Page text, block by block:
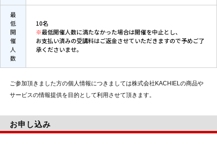
最
低
開
催
人
数
10名
※最低開催人数に満たなかった場合は開催を中止とし、
お支払い済みの受講料はご返金させていただきますので予めご了
承くださいませ。
ご参加頂きました方の個人情報につきましては株式会社KACHIELの商品や
サービスの情報提供を目的として利用させて頂きます。
お申し込み